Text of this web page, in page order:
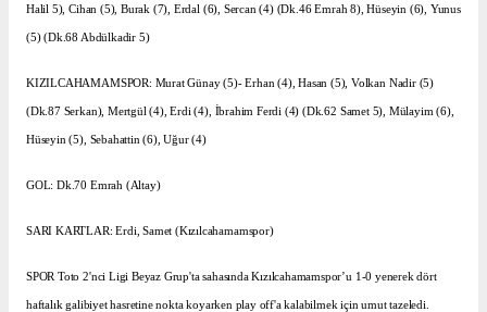
Halil 5), Cihan (5), Burak (7), Erdal (6), Sercan (4) (Dk.46 Emrah 8), Hüseyin (6), Yunus
(5) (Dk.68 Abdülkadir 5)
KIZILCAHAMAMSPOR: Murat Günay (5)- Erhan (4), Hasan (5), Volkan Nadir (5)
(Dk.87 Serkan), Mertgül (4), Erdi (4), İbrahim Ferdi (4) (Dk.62 Samet 5), Mülayim (6),
Hüseyin (5), Sebahattin (6), Uğur (4)
GOL: Dk.70 Emrah (Altay)
SARI KARTLAR: Erdi, Samet (Kızılcahamamspor)
SPOR Toto 2'nci Ligi Beyaz Grup'ta sahasında Kızılcahamamspor’u 1-0 yenerek dört
haftalık galibiyet hasretine nokta koyarken play off'a kalabilmek için umut tazeledi.